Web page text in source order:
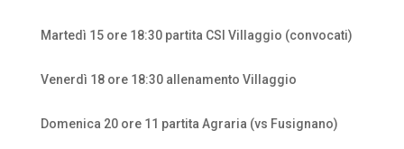
Martedì 15 ore 18:30 partita CSI Villaggio (convocati)
Venerdì 18 ore 18:30 allenamento Villaggio
Domenica 20 ore 11 partita Agraria (vs Fusignano)